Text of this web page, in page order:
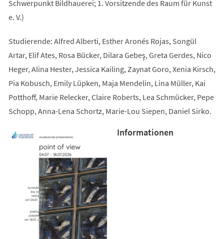
Schwerpunkt Bildhauerei; 1. Vorsitzende des Raum für Kunst
e. V.)
Studierende: Alfred Alberti, Esther Aronés Rojas, Songül
Artar, Elif Ates, Rosa Bücker, Dilara Gebeş, Greta Gerdes, Nico
Heger, Alina Hester, Jessica Kailing, Zaynat Goro, Xenia Kirsch,
Pia Kobusch, Emily Lüpken, Maja Mendelin, Lina Müller, Kai
Potthoff, Marie Relecker, Claire Roberts, Lea Schmücker, Pepe
Schopp, Anna-Lena Schortz, Marie-Lou Siepen, Daniel Sirko.
Informationen